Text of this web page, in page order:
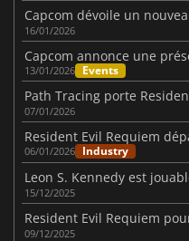
16/01/2026
13/01/2026 Events
07/01/2026
06/01/2026 Industry
15/12/2025
09/12/2025